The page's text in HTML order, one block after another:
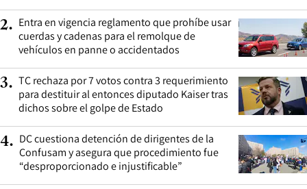
2. Entra en vigencia reglamento que prohíbe usar
cuerdas y cadenas para el remolque de
vehículos en panne o accidentados
3. TC rechaza por 7 votos contra 3 requerimiento
para destituir al entonces diputado Kaiser tras
dichos sobre el golpe de Estado
4. DC cuestiona detención de dirigentes de la
Confusam y asegura que procedimiento fue
“desproporcionado e injustificable”